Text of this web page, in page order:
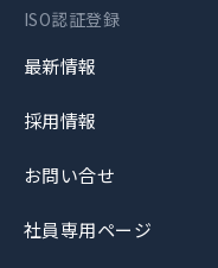
ISO認証登録
最新情報
採用情報
お問い合せ
社員専用ページ